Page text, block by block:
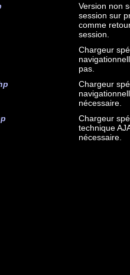
Version non
session sur
comme
session.
Chargeur
pas.
Chargeur
nécessaire.
Chargeur
technique
nécessaire.